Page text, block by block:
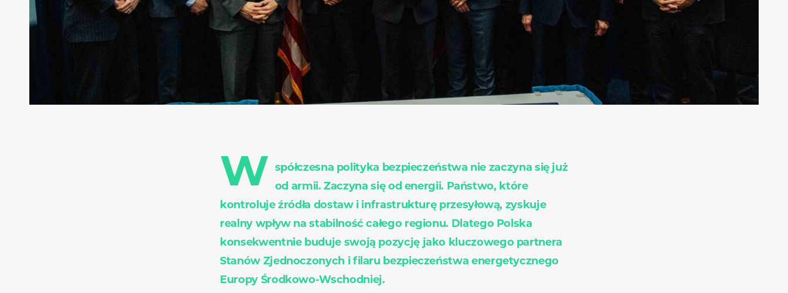
W spółczesna polityka bezpieczeństwa nie zaczyna się już
od armii. Zaczyna się od energii. Państwo, które
kontroluje źródła dostaw i infrastrukturę przesyłową, zyskuje
realny wpływ na stabilność całego regionu. Dlatego Polska
konsekwentnie buduje swoją pozycję jako kluczowego partnera
Stanów Zjednoczonych i filaru bezpieczeństwa energetycznego
Europy Środkowo-Wschodniej.